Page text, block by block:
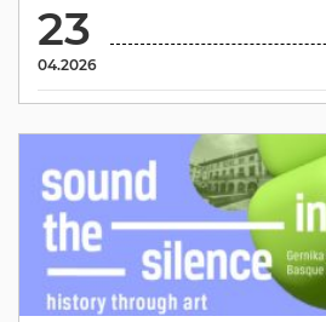
23
04.2026